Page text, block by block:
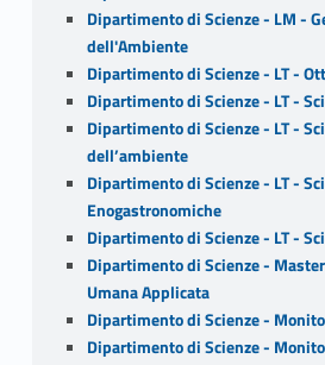
Dipartimento di Scienze - LM -
dell'Ambiente
Dipartimento di Scienze - LT -
Dipartimento di Scienze - LT -
Dipartimento di Scienze - LT -
dell’ambiente
Dipartimento di Scienze - LT -
Enogastronomiche
Dipartimento di Scienze - LT -
Dipartimento di Scienze -
Umana Applicata
Dipartimento di Scienze -
Dipartimento di Scienze -